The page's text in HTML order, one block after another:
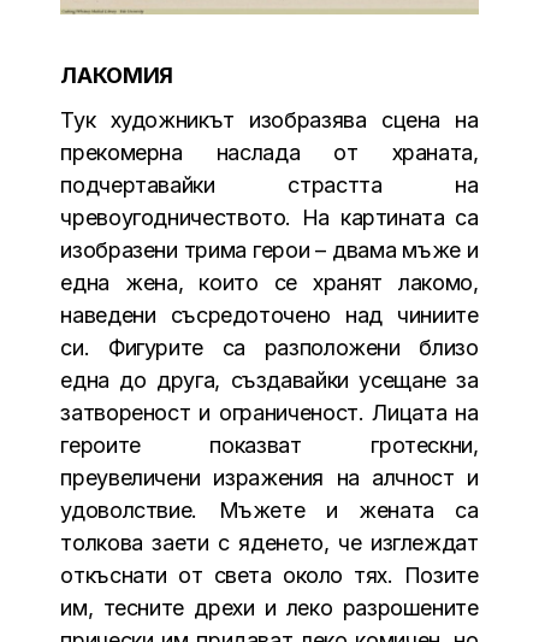
ЛАКОМИЯ
Тук художникът изобразява сцена на
прекомерна наслада от храната,
подчертавайки страстта на
чревоугодничеството. На картината са
изобразени трима герои – двама мъже и
една жена, които се хранят лакомо,
наведени съсредоточено над чиниите
си. Фигурите са разположени близо
една до друга, създавайки усещане за
затвореност и ограниченост. Лицата на
героите показват гротескни,
преувеличени изражения на алчност и
удоволствие. Мъжете и жената са
толкова заети с яденето, че изглеждат
откъснати от света около тях. Позите
им, тесните дрехи и леко разрошените